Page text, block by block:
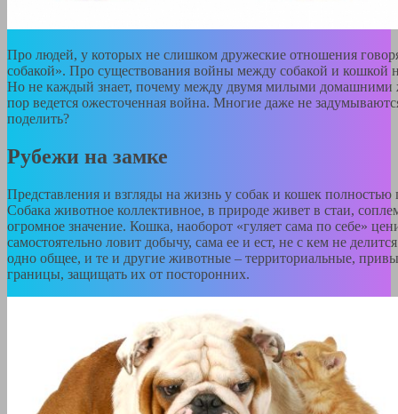
Про людей, у которых не слишком дружеские отношения
собакой». Про существования войны между собакой и кошкой
Но не каждый знает, почему между двумя милыми домашними
пор ведется ожесточенная война. Многие даже не
поделить?
Рубежи на замке
Представления и взгляды на жизнь у собак и кошек
Собака животное коллективное, в природе живет в стаи,
огромное значение. Кошка, наоборот «гуляет сама по себе»
самостоятельно ловит добычу, сама ее и ест, не с кем не
одно общее, и те и другие животные – территориальные,
границы, защищать их от посторонних.